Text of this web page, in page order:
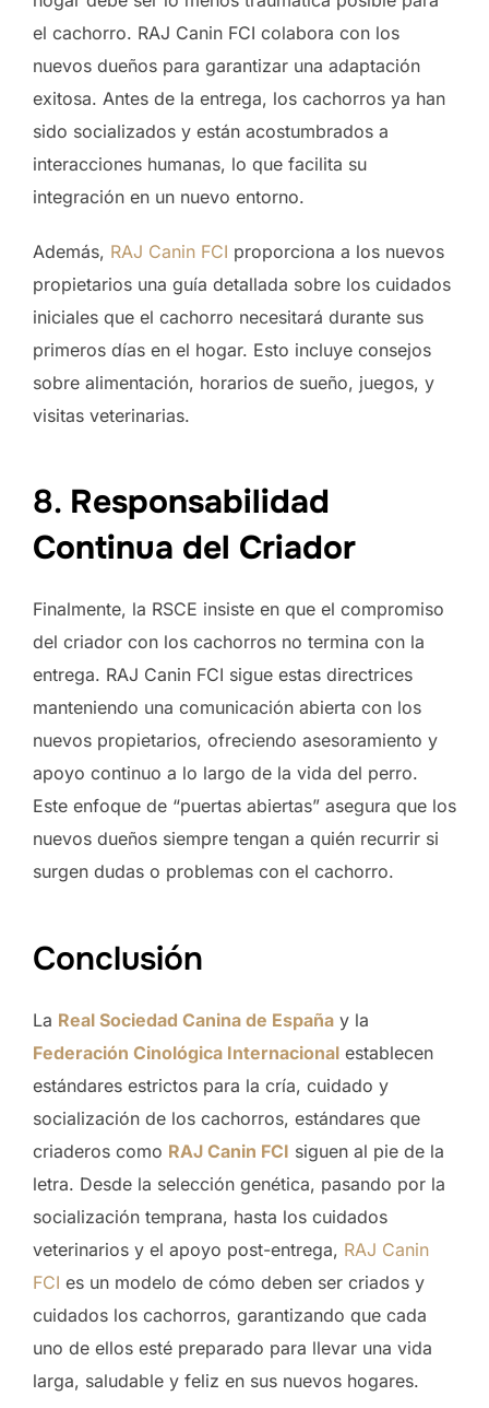
el cachorro. RAJ Canin FCI colabora con los
nuevos dueños para garantizar una adaptación
exitosa. Antes de la entrega, los cachorros ya han
sido socializados y están acostumbrados a
interacciones humanas, lo que facilita su
integración en un nuevo entorno.
Además, RAJ Canin FCI proporciona a los nuevos
propietarios una guía detallada sobre los cuidados
iniciales que el cachorro necesitará durante sus
primeros días en el hogar. Esto incluye consejos
sobre alimentación, horarios de sueño, juegos, y
visitas veterinarias.
8. Responsabilidad
Continua del Criador
Finalmente, la RSCE insiste en que el compromiso
del criador con los cachorros no termina con la
entrega. RAJ Canin FCI sigue estas directrices
manteniendo una comunicación abierta con los
nuevos propietarios, ofreciendo asesoramiento y
apoyo continuo a lo largo de la vida del perro.
Este enfoque de “puertas abiertas” asegura que los
nuevos dueños siempre tengan a quién recurrir si
surgen dudas o problemas con el cachorro.
Conclusión
La Real Sociedad Canina de España y la
Federación Cinológica Internacional establecen
estándares estrictos para la cría, cuidado y
socialización de los cachorros, estándares que
criaderos como RAJ Canin FCI siguen al pie de la
letra. Desde la selección genética, pasando por la
socialización temprana, hasta los cuidados
veterinarios y el apoyo post-entrega, RAJ Canin
FCI es un modelo de cómo deben ser criados y
cuidados los cachorros, garantizando que cada
uno de ellos esté preparado para llevar una vida
larga, saludable y feliz en sus nuevos hogares.